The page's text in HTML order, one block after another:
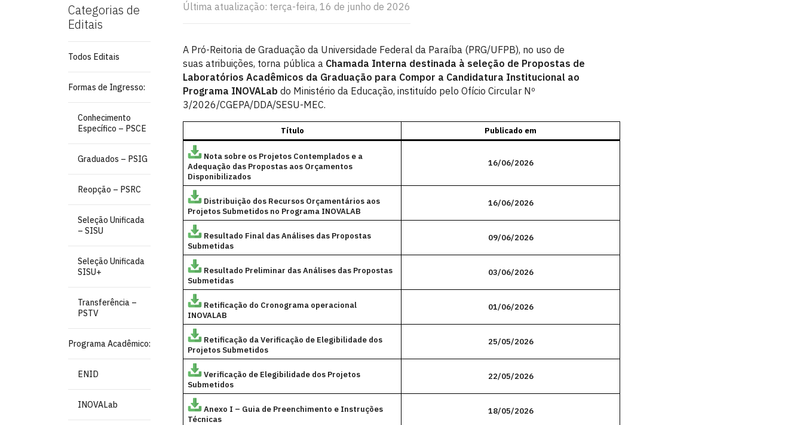
Categorias de
Editais
Todos Editais
Formas de Ingresso:
Conhecimento
Específico – PSCE
Graduados – PSIG
Reopção – PSRC
Seleção Unificada
– SISU
Seleção Unificada
SISU+
Transferência –
PSTV
Programa Acadêmico:
ENID
INOVALab
Última atualização: terça-feira, 16 de junho de 2026
A Pró-Reitoria de Graduação da Universidade Federal da Paraíba (PRG/UFPB), no uso de
suas atribuições, torna pública a Chamada Interna destinada à seleção de Propostas de
Laboratórios Acadêmicos da Graduação para Compor a Candidatura Institucional ao
Programa INOVALab do Ministério da Educação, instituído pelo Ofício Circular Nº
3/2026/CGEPA/DDA/SESU-MEC.
Título Publicado em
Nota sobre os Projetos Contemplados e a
Adequação das Propostas aos Orçamentos
Disponibilizados
16/06/2026
Distribuição dos Recursos Orçamentários aos
Projetos Submetidos no Programa INOVALAB
16/06/2026
Resultado Final das Análises das Propostas
Submetidas
09/06/2026
Resultado Preliminar das Análises das Propostas
Submetidas
03/06/2026
Retificação do Cronograma operacional
INOVALAB
01/06/2026
Retificação da Verificação de Elegibilidade dos
Projetos Submetidos
25/05/2026
Verificação de Elegibilidade dos Projetos
Submetidos
22/05/2026
Anexo I – Guia de Preenchimento e Instruções
Técnicas
18/05/2026